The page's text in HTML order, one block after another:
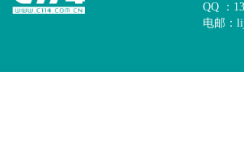
QQ ：
电邮：